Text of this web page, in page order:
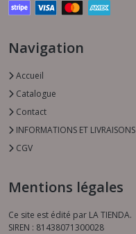
Navigation
Accueil
Catalogue
Contact
INFORMATIONS ET LIVRAISONS
CGV
Mentions légales
Ce site est édité par LA TIENDA.
SIREN : 81438071300028